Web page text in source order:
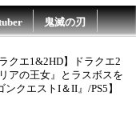
鬼滅の刃
クエ1&2HD】ドラクエ2
アの王女』とラスボスを
クエストI＆II』/PS5】